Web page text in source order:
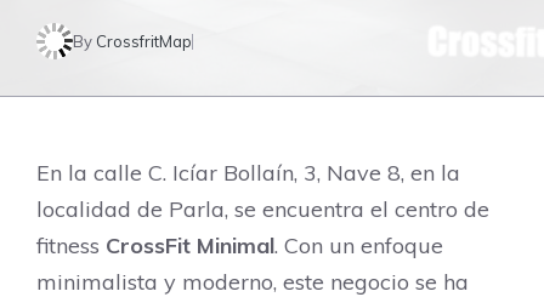
By CrossfritMap
En la calle C. Icíar Bollaín, 3, Nave 8, en la
localidad de Parla, se encuentra el centro de
fitness CrossFit Minimal. Con un enfoque
minimalista y moderno, este negocio se ha